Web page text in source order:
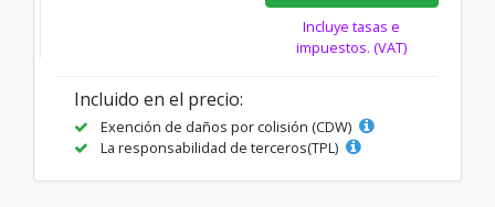
Incluye tasas e
impuestos. (VAT)
Incluido en el precio:
Exención de daños por colisión (CDW)
La responsabilidad de terceros(TPL)